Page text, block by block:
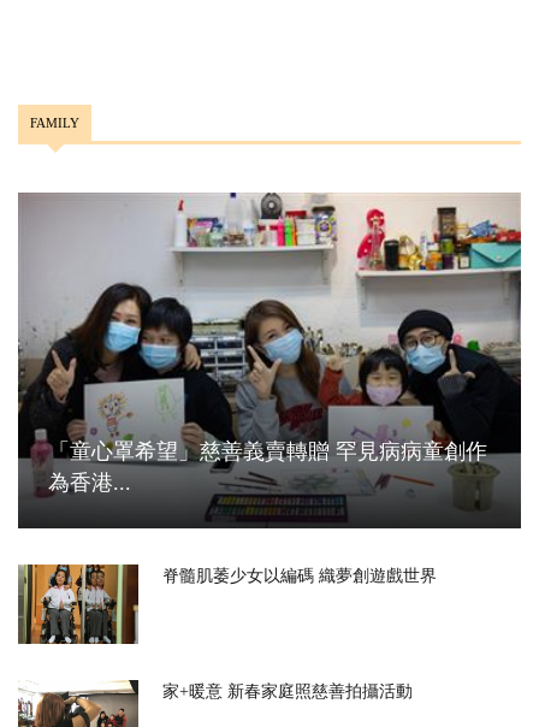
FAMILY
「童心罩希望」慈善義賣轉贈 罕見病病童創作
為香港...
脊髓肌萎少女以編碼 織夢創遊戲世界
家+暖意 新春家庭照慈善拍攝活動